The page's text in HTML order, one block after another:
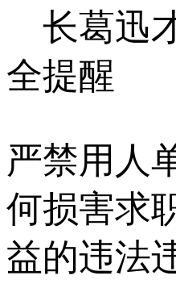
长葛迅
全提醒
严禁用人
何损害求
益的违法